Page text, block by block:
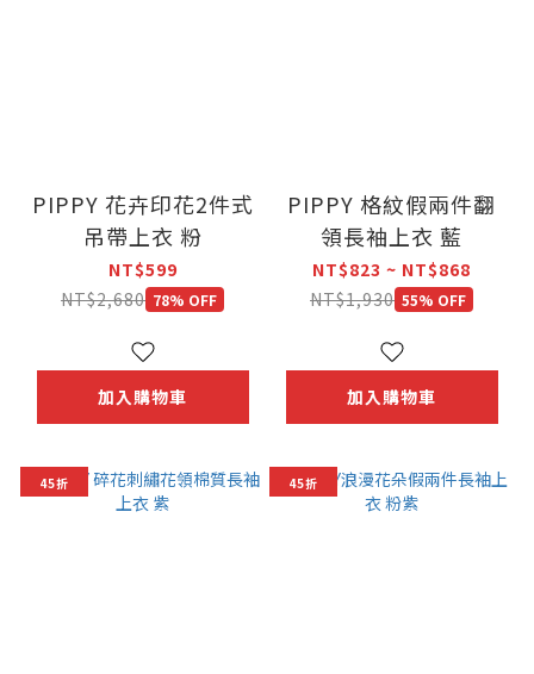
PIPPY 花卉印花2件式
吊帶上衣 粉
NT$599
NT$2,680 78% OFF
加入購物車
PIPPY 格紋假兩件翻
領長袖上衣 藍
NT$823 ~ NT$868
NT$1,930 55% OFF
加入購物車
45折 45折